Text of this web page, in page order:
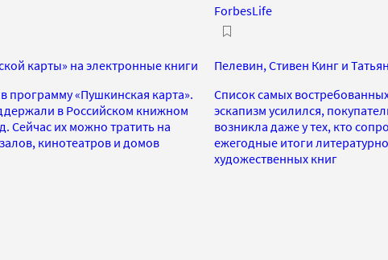
карты» на электронные книги
«Пушкинская карта».
в Российском книжном
Сейчас их можно тратить на
кинотеатров и домов
ForbesLife
Пелевин, Стивен Кинг и
Список самых
эскапизм усилился,
возникла даже у тех, кто
ежегодные итоги
художественных книг